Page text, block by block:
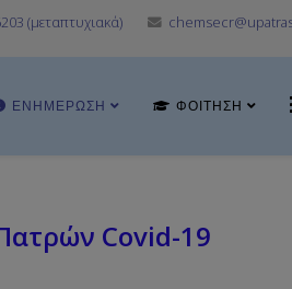
(μεταπτυχιακά)
ΕΝΗΜΈΡΩΣΗ ΦΟΊΤΗΣΗ
Covid-19